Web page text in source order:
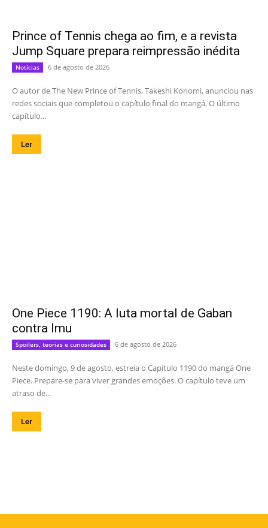
Prince of Tennis chega ao fim, e a revista
Jump Square prepara reimpressão inédita
Notícias 6 de agosto de 2026
O autor de The New Prince of Tennis, Takeshi Konomi, anunciou nas
redes sociais que completou o capítulo final do mangá. O último
capítulo...
Ler
One Piece 1190: A luta mortal de Gaban
contra Imu
Spoilers, teorias e curiosidades 6 de agosto de 2026
Neste domingo, 9 de agosto, estreia o Capítulo 1190 do mangá One
Piece. Prepare-se para viver grandes emoções. O capítulo teve um
atraso de...
Ler